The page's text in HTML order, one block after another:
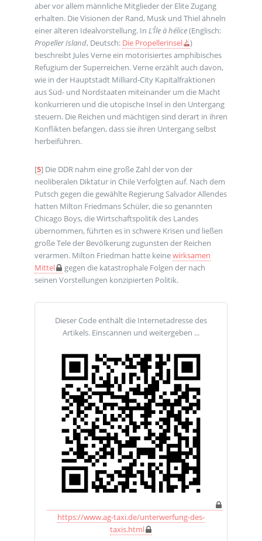
aber vor allem männliche Mitglieder der Elite Zugang
erhalten. Die Visionen der Rand, Musk und Thiel ähneln
einer älteren Idealvorstellung. In L’Île à hélice(Englisch:
Propeller Island, Deutsch: Die Propellerinsel
)
beschreibt Jules Verne ein motorisiertes amphibisches
Refugium der Superreichen. Verne erzählt auch davon,
wie in der Hauptstadt Milliard-City Kapitalfraktionen
aus Süd- und Nordstaaten miteinander um die Macht
konkurrieren und die utopische Insel in den Untergang
steuern. Die Reichen und mächtigen sind derart in ihren
Konflikten befangen, dass sie ihren Untergang selbst
herbeiführen.
[5] Die DDR nahm eine große Zahl der von der
neoliberalen Diktatur in Chile Verfolgten auf. Nach dem
Putsch gegen die gewählte Regierung Salvador Allendes
hatten Milton Friedmans Schüler, die so genannten
Chicago Boys, die Wirtschaftspolitik des Landes
übernommen, führten es in schwere Krisen und ließen
große Tele der Bevölkerung zugunsten der Reichen
verarmen. Milton Friedman hatte keinewirksamen
Mittel
gegen die katastrophale Folgen der nach
seinen Vorstellungen konzipierten Politik.
Dieser Code enthält die Internetadresse des
Artikels. Einscannen und weitergeben ...
https://www.ag-taxi.de/unterwerfung-des-
taxis.html